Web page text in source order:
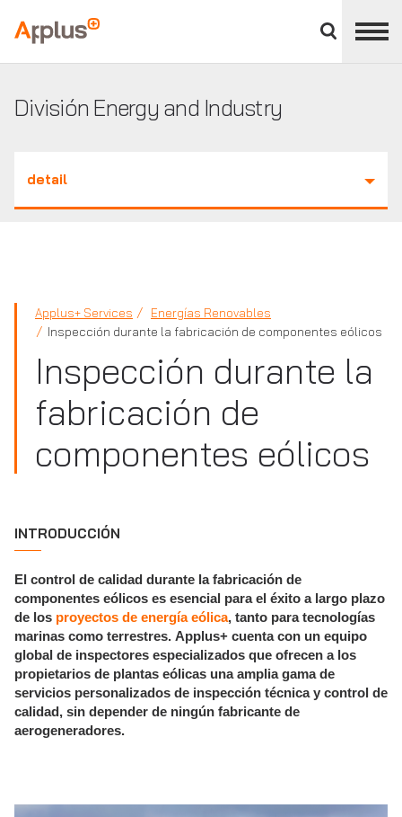
panel
Applus+
División Energy and Industry
detail
Applus+ Services
Energías Renovables
Inspección durante la fabricación de componentes eólicos
Inspección durante la
fabricación de
componentes eólicos
INTRODUCCIÓN
El control de calidad durante la fabricación de
componentes eólicos es esencial para el éxito a largo plazo
de los proyectos de energía eólica, tanto para tecnologías
marinas como terrestres. Applus+ cuenta con un equipo
global de inspectores especializados que ofrecen a los
propietarios de plantas eólicas una amplia gama de
servicios personalizados de inspección técnica y control de
calidad, sin depender de ningún fabricante de
aerogeneradores.